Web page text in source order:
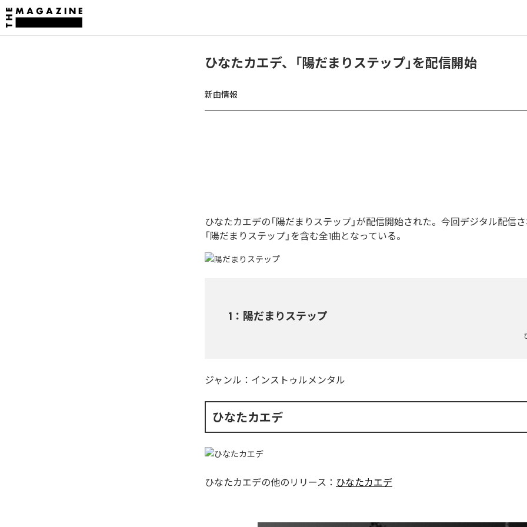
ひなたカエデ、「陽だまりステップ」を配信開始
新曲情報
ひなたカエデの「陽だまりステップ」が配信開始された。今回デジタル配信さ
「陽だまりステップ」を含む全1曲となっている。
1 ： 陽だまりステップ
ジャンル： インストゥルメンタル
ひなたカエデ
ひなたカエデの他のリリース： ひなたカエデ